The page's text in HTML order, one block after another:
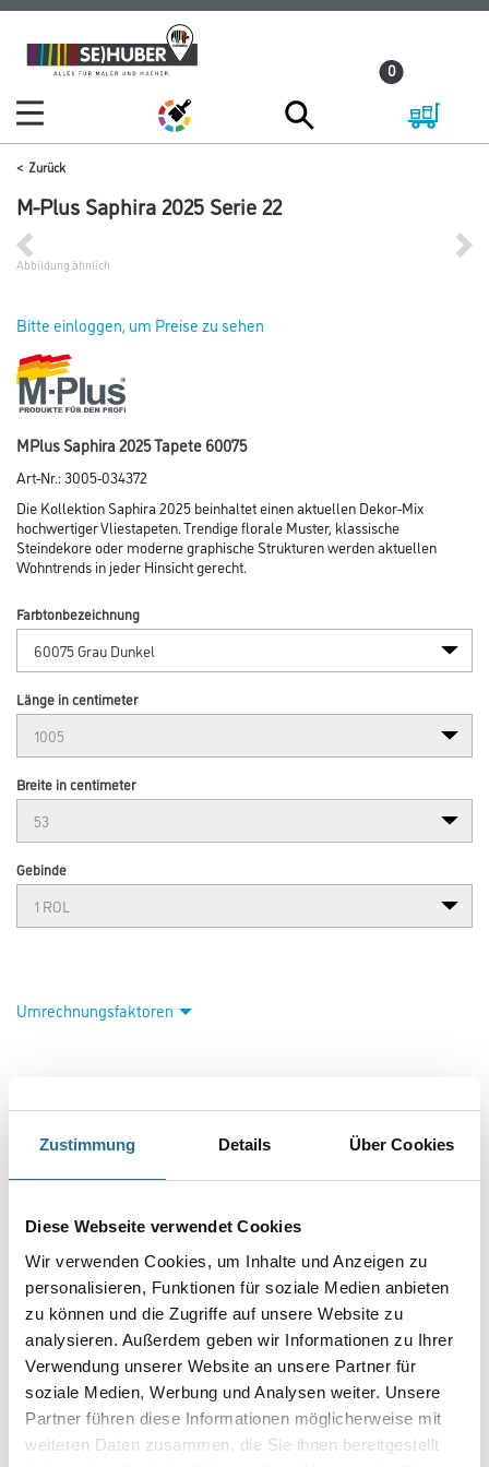
Zustimmung Details Über Cookies
Diese Webseite verwendet Cookies
Wir verwenden Cookies, um Inhalte und Anzeigen zu
personalisieren, Funktionen für soziale Medien anbieten
zu können und die Zugriffe auf unsere Website zu
analysieren. Außerdem geben wir Informationen zu Ihrer
Verwendung unserer Website an unsere Partner für
soziale Medien, Werbung und Analysen weiter. Unsere
Partner führen diese Informationen möglicherweise mit
weiteren Daten zusammen, die Sie ihnen bereitgestellt
Zum
Inhalt
Zum
Navigationsmenü
0
Zurück
M-Plus Saphira 2025 Serie 22
Abbildung ähnlich
Bitte einloggen, um Preise zu sehen
MPlus Saphira 2025 Tapete 60075
Art-Nr.:3005-034372
Die Kollektion Saphira 2025 beinhaltet einen aktuellen Dekor-Mix
hochwertiger Vliestapeten. Trendige florale Muster, klassische
Steindekore oder moderne graphische Strukturen werden aktuellen
Wohntrends in jeder Hinsicht gerecht.
Farbtonbezeichnung
Länge in centimeter
Breite in centimeter
Gebinde
Umrechnungsfaktoren
PRODUKTEIGENSCHAFTEN
GEFAHRENHINWEISE
DATENBLÄTTER